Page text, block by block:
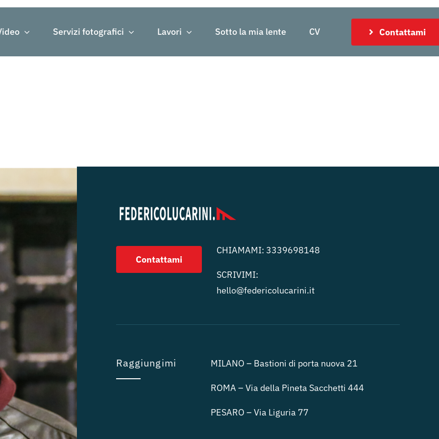
Servizi fotografici Lavori Sotto la mia lente CV Contattami
Contattami
CHIAMAMI: 3339698148
SCRIVIMI:
hello@federicolucarini.it
Raggiungimi MILANO – Bastioni di porta nuova 21
ROMA – Via della Pineta Sacchetti 444
PESARO – Via Liguria 77